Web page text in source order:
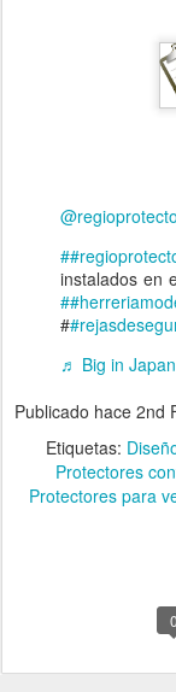
instalados en
#
♬ Big in
Publicado hace 2nd
Etiquetas:
Protectores
Protectores para
0